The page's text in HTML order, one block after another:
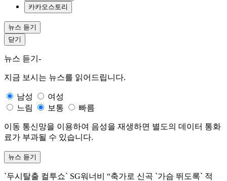
카카오스토리
뉴스 듣기
닫기
뉴스 듣기-
지금 보시는 뉴스를 읽어드립니다.
남성
여성
느림
보통 빠름
이동 통신망을 이용하여 음성을 재생하면 별도의 데이터 통화
료가 부과될 수 있습니다.
뉴스 듣기
`두시탈출 컬투쇼` SG워너비 “축가로 신곡 `가슴 뛰도록` 적